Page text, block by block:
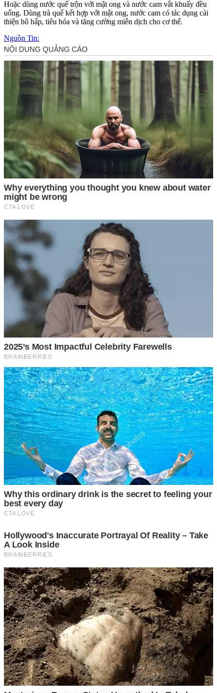
Hoặc dùng nước quế trộn với mật ong và nước cam vắt khuấy đều
uống. Dùng trà quế kết hợp với mật ong, nước cam có tác dụng cải
thiện hô hấp, tiêu hóa và tăng cường miễn dịch cho c‌ơ th‌ể.
Nguồn Tin: